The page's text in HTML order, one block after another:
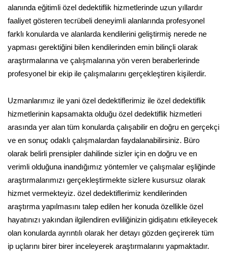
alanında eğitimli özel dedektiflik hizmetlerinde uzun yıllardır
faaliyet gösteren tecrübeli deneyimli alanlarında profesyonel
farklı konularda ve alanlarda kendilerini geliştirmiş nerede ne
yapması gerektiğini bilen kendilerinden emin bilinçli olarak
araştırmalarına ve çalışmalarına yön veren beraberlerinde
profesyonel bir ekip ile çalışmalarını gerçekleştiren kişilerdir.
Uzmanlarımız ile yani özel dedektiflerimiz ile özel dedektiflik
hizmetlerinin kapsamakta olduğu özel dedektiflik hizmetleri
arasında yer alan tüm konularda çalışabilir en doğru en gerçekçi
ve en sonuç odaklı çalışmalardan faydalanabilirsiniz. Büro
olarak belirli prensipler dahilinde sizler için en doğru ve en
verimli olduğuna inandığımız yöntemler ve çalışmalar eşliğinde
araştırmalarımızı gerçekleştirmekte sizlere kusursuz olarak
hizmet vermekteyiz. özel dedektiflerimiz kendilerinden
araştırma yapılmasını talep edilen her konuda özellikle özel
hayatınızı yakından ilgilendiren evliliğinizin gidişatını etkileyecek
olan konularda ayrıntılı olarak her detayı gözden geçirerek tüm
ip uçlarını birer birer inceleyerek araştırmalarını yapmaktadır.